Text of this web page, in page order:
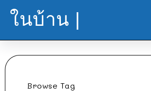
ในบ้าน |
Browse Tag